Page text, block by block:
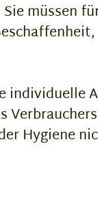
müssen
individuelle
Hygiene